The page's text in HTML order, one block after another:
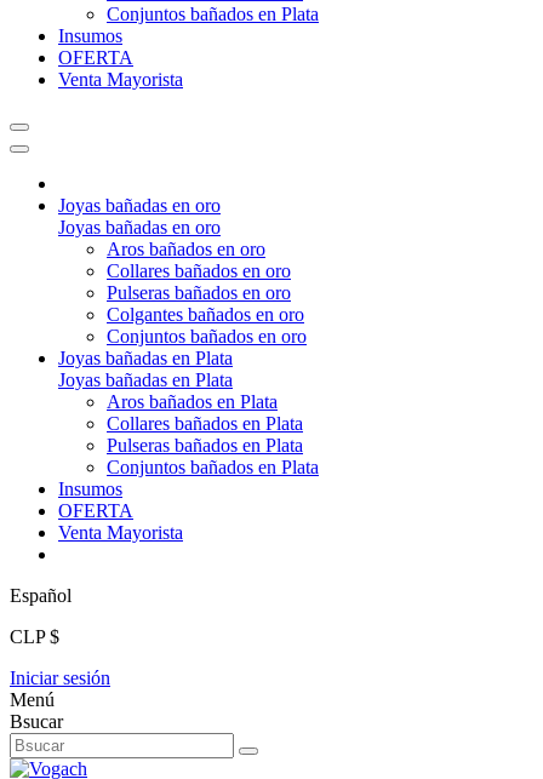
Conjuntos bañados en Plata
Insumos
OFERTA
Venta Mayorista
Joyas bañadas en oro
Joyas bañadas en oro
Aros bañados en oro
Collares bañados en oro
Pulseras bañados en oro
Colgantes bañados en oro
Conjuntos bañados en oro
Joyas bañadas en Plata
Joyas bañadas en Plata
Aros bañados en Plata
Collares bañados en Plata
Pulseras bañados en Plata
Conjuntos bañados en Plata
Insumos
OFERTA
Venta Mayorista
Español
CLP $
Iniciar sesión
Menú
Bsucar